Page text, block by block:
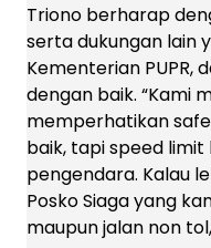
Triono berharap
serta dukungan lain
Kementerian PUPR,
dengan baik. “Kami
memperhatikan
baik, tapi speed
pengendara. Kalau
Posko Siaga yang
maupun jalan non